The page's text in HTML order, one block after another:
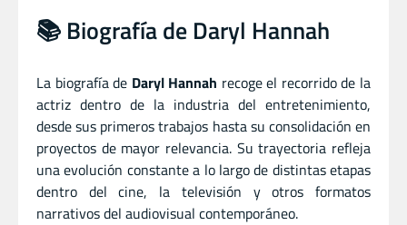
📚 Biografía de Daryl Hannah
La biografía de Daryl Hannah recoge el recorrido de la
actriz dentro de la industria del entretenimiento,
desde sus primeros trabajos hasta su consolidación en
proyectos de mayor relevancia. Su trayectoria refleja
una evolución constante a lo largo de distintas etapas
dentro del cine, la televisión y otros formatos
narrativos del audiovisual contemporáneo.